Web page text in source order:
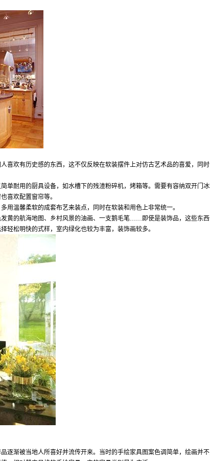
欢有历史感的东西，这不仅反映在软装摆件上对仿古艺术品的喜爱，同
耐用的厨具设备，如水槽下的残渣粉碎机，烤箱等。需要有容纳双开门
喜欢配置窗帘等。
温馨柔软的成套布艺来装点，同时在软装和用色上非常统一。
黄的航海地图、乡村风景的油画、一支鹅毛笔……即使是装饰品，这些东
轻松明快的式样，室内绿化也较为丰富，装饰画较多。
渐被当地人所喜好并流传开来。当时的手绘家具图案色调简单，绘画并